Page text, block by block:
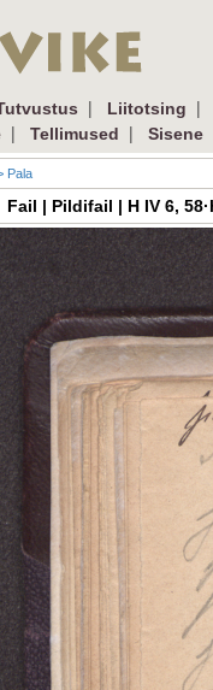
| Liitotsing |
| Tellimused | Sisene
Pala
Fail | Pildifail | H IV 6,